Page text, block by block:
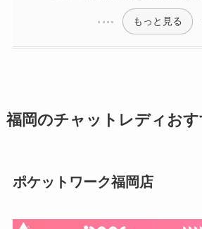
もっと見る
福岡のチャットレディお
ポケットワーク福岡店